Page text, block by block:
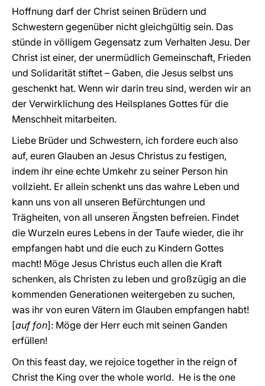
Hoffnung darf der Christ seinen Brüdern und
Schwestern gegenüber nicht gleichgültig sein. Das
stünde in völligem Gegensatz zum Verhalten Jesu. Der
Christ ist einer, der unermüdlich Gemeinschaft, Frieden
und Solidarität stiftet – Gaben, die Jesus selbst uns
geschenkt hat. Wenn wir darin treu sind, werden wir an
der Verwirklichung des Heilsplanes Gottes für die
Menschheit mitarbeiten.
Liebe Brüder und Schwestern, ich fordere euch also
auf, euren Glauben an Jesus Christus zu festigen,
indem ihr eine echte Umkehr zu seiner Person hin
vollzieht. Er allein schenkt uns das wahre Leben und
kann uns von all unseren Befürchtungen und
Trägheiten, von all unseren Ängsten befreien. Findet
die Wurzeln eures Lebens in der Taufe wieder, die ihr
empfangen habt und die euch zu Kindern Gottes
macht! Möge Jesus Christus euch allen die Kraft
schenken, als Christen zu leben und großzügig an die
kommenden Generationen weitergeben zu suchen,
was ihr von euren Vätern im Glauben empfangen habt!
[auf fon]: Möge der Herr euch mit seinen Ganden
erfüllen!
On this feast day, we rejoice together in the reign of
Christ the King over the whole world. He is the one